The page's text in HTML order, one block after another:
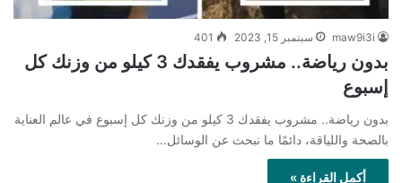
maw9i3i سبتمبر 15, 2023 401
بدون رياضة.. مشروب يفقدك 3 كيلو من وزنك كل
إسبوع
بدون رياضة.. مشروب يفقدك 3 كيلو من وزنك كل إسبوع في عالم العناية
بالصحة واللياقة، دائمًا ما نبحث عن الوسائل…
أكمل القراءة »